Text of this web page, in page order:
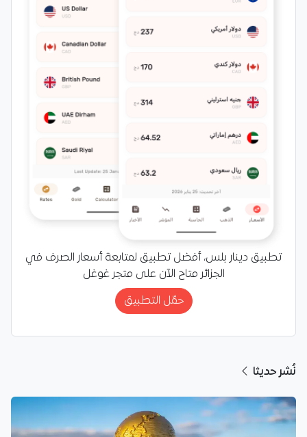
تطبيق دينار بلس، أفضل تطبيق لمتابعة أسعار الصرف في
الجزائر متاح الآن على متجر غوغل
حمّل التطبيق
نُشر حديثا